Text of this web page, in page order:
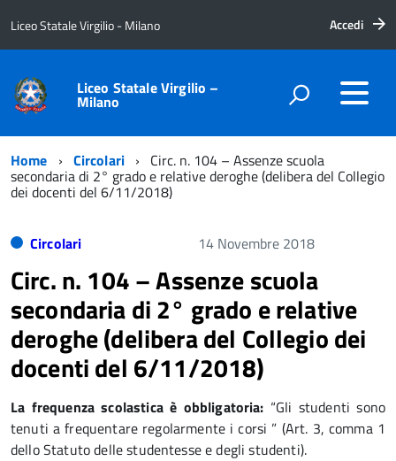
Liceo Statale Virgilio - Milano Accedi
Liceo Statale Virgilio –
Milano
Home Circolari Circ. n. 104 – Assenze scuola
secondaria di 2° grado e relative deroghe (delibera del Collegio
dei docenti del 6/11/2018)
Circolari 14 Novembre 2018
Circ. n. 104 – Assenze scuola
secondaria di 2° grado e relative
deroghe (delibera del Collegio dei
docenti del 6/11/2018)
La frequenza scolastica è obbligatoria: “Gli studenti sono
tenuti a frequentare regolarmente i corsi ” (Art. 3, comma 1
dello Statuto delle studentesse e degli studenti).